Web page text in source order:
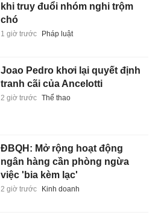
khi truy đuổi nhóm nghi trộm
chó
1 giờ trước Pháp luật
Joao Pedro khơi lại quyết định
tranh cãi của Ancelotti
2 giờ trước Thể thao
ĐBQH: Mở rộng hoạt động
ngân hàng cần phòng ngừa
việc 'bia kèm lạc'
2 giờ trước Kinh doanh